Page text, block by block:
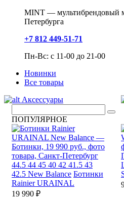
MINT — мультибрендовый
Петербурга
+7 812 449-51-71
Пн-Вс: с 11-00 до 21-00
Новинки
Все товары
Аксессуары
ПОПУЛЯРНОЕ
44.5 44 45 40 42 41.5 43
42.5 New Balance Ботинки
Rainier URAINAL
19 990 ₽